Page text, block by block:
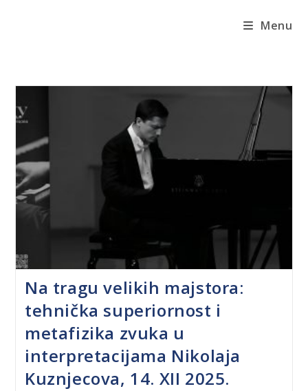
Menu
Na tragu velikih majstora:
tehnička superiornost i
metafizika zvuka u
interpretacijama Nikolaja
Kuznjecova, 14. XII 2025.